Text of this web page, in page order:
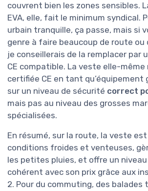
couvrent bien les zones sensibles.
EVA, elle, fait le minimum syndical.
urbain tranquille, ça passe, mais si
genre à faire beaucoup de route ou
je conseillerais de la remplacer par
CE compatible. La veste elle-même
certifiée CE en tant qu’équipement
sur un niveau de sécurité correct
mais pas au niveau des grosses
spécialisées.
En résumé, sur la route, la veste est
conditions froides et venteuses,
les petites pluies, et offre un
cohérent avec son prix grâce aux
2. Pour du commuting, des balades